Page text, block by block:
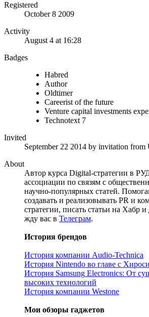
Registered
October 8 2009
Activity
August 4 at 16:28
Badges
Habred
Author
Oldtimer
Careerist of the future
Venture capital investments
Technotext 7
Invited
September 22 2014 by invitation from
About
Автор курса Digital-стратегии в
ассоциации по связям с
научно-популярных статей.
создавать и реализовывать PR и
стратегии, писать статьи на Хабр
жду вас в Телеграм.
История брендов
История компании Audio-Technica
История Nintendo во главе с
История Samsung Electronics: От
высоких технологий
История компании Westone
Мои обзоры гаджетов